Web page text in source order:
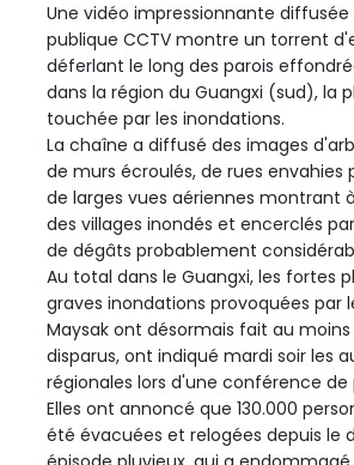
Une vidéo impressionnante diffusée
publique CCTV montre un torrent
déferlant le long des parois
dans la région du Guangxi (sud), la
touchée par les inondations.
La chaîne a diffusé des images
de murs écroulés, de rues envahies
de larges vues aériennes montrant
des villages inondés et encerclés
de dégâts probablement
Au total dans le Guangxi, les fortes
graves inondations provoquées par
Maysak ont désormais fait au moins
disparus, ont indiqué mardi soir les
régionales lors d'une conférence de
Elles ont annoncé que 130.000
été évacuées et relogées depuis le